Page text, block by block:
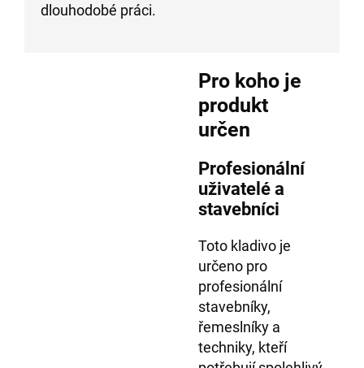
dlouhodobé práci.
Pro koho je
produkt
určen
Profesionální
uživatelé a
stavebníci
Toto kladivo je
určeno pro
profesionální
stavebníky,
řemeslníky a
techniky, kteří